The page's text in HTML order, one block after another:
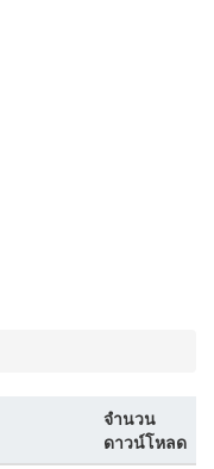
จำนวน
ดาวน์โหลด